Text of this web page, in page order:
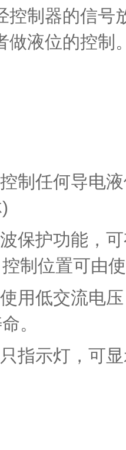
控制器的信号
做液位的控制
制任何导电
保护功能，
制位置可由
用低交流电
。
指示灯，可